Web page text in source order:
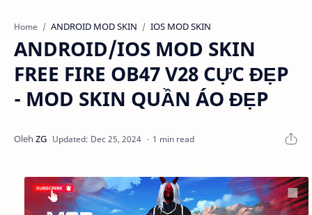
Home ANDROID MOD SKIN IOS MOD SKIN
ANDROID/IOS MOD SKIN
FREE FIRE OB47 V28 CỰC ĐẸP
- MOD SKIN QUẦN ÁO ĐẸP
1 min read